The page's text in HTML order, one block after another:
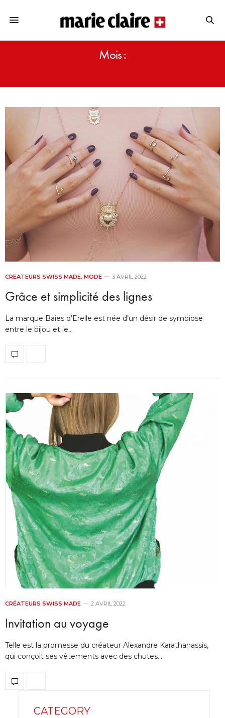
Mois :
CRÉATEURS SWISS MADE, MODE 3 AVRIL 2022
Grâce et simplicité des lignes
La marque Baies d’Erelle est née d’un désir de symbiose
entre le bijou et le…
CRÉATEURS SWISS MADE 2 AVRIL 2022
Invitation au voyage
Telle est la promesse du créateur Alexandre Karathanassis,
qui conçoit ses vêtements avec des chutes…
CATEGORY